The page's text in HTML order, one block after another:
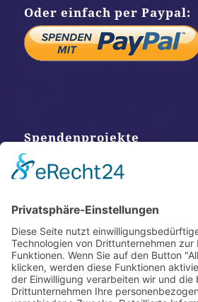
Oder einfach per Paypal:
Spendenprojekte
Kontakt